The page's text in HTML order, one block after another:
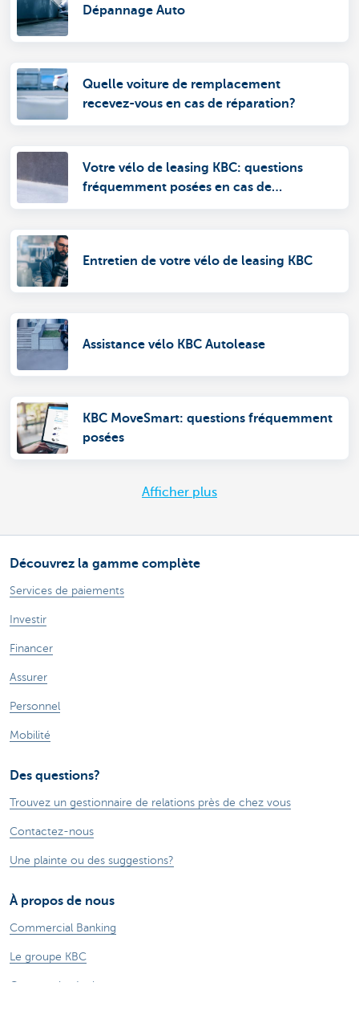
Dépannage Auto
Quelle voiture de remplacement
recevez-vous en cas de réparation?
Votre vélo de leasing KBC: questions
fréquemment posées en cas de
Entretien de votre vélo de leasing KBC
Assistance vélo KBC Autolease
KBC MoveSmart: questions fréquemment
posées
Afficher plus
Découvrez la gamme complète
Services de paiements
Investir
Financer
Assurer
Personnel
Mobilité
Des questions?
Trouvez un gestionnaire de relations près de chez vous
Contactez-nous
Une plainte ou des suggestions?
À propos de nous
Commercial Banking
Le groupe KBC
Communiqués de presse